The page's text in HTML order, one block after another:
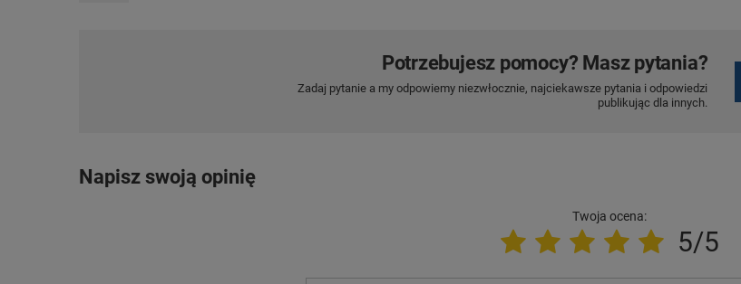
Potrzebujesz pomocy? Masz pytania?
Zadaj pytanie a my odpowiemy niezwłocznie, najciekawsze pytania i odpowiedzi
publikując dla innych.
Napisz swoją opinię
Twoja ocena:
5/5